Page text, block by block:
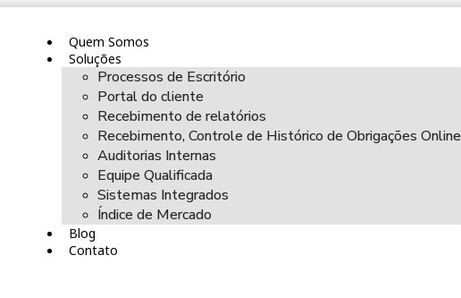
Quem Somos
Soluções
Processos de Escritório
Portal do cliente
Recebimento de relatórios
Recebimento, Controle de Histórico de Obrigações Online
Auditorias Internas
Equipe Qualificada
Sistemas Integrados
Índice de Mercado
Blog
Contato